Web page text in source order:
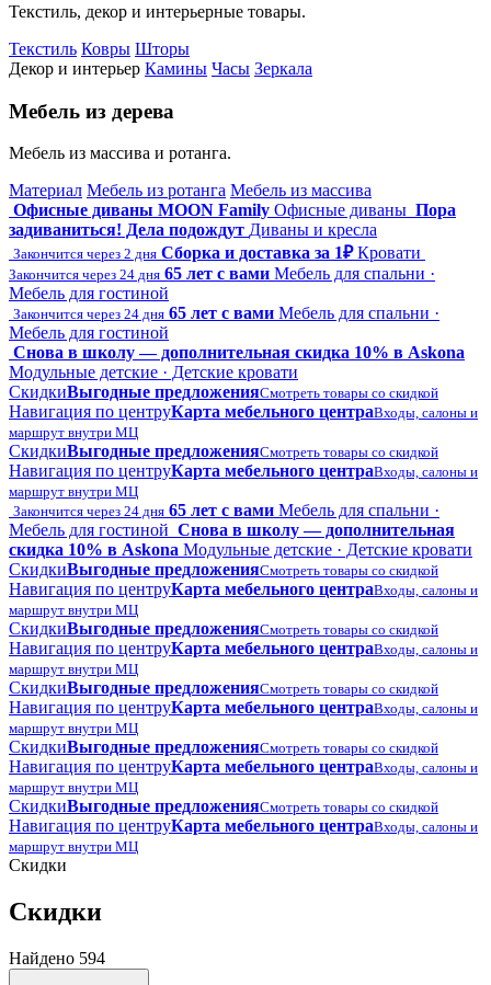
Текстиль, декор и интерьерные товары.
Текстиль Ковры Шторы
Декор и интерьер Камины Часы Зеркала
Мебель из дерева
Мебель из массива и ротанга.
Материал Мебель из ротанга Мебель из массива
Офисные диваны MOON Family Офисные диваны Пора
задиваниться! Дела подождут Диваны и кресла
Закончится через 2 дня Сборка и доставка за 1₽ Кровати
Закончится через 24 дня 65 лет с вами Мебель для спальни ·
Мебель для гостиной
Закончится через 24 дня 65 лет с вами Мебель для спальни ·
Мебель для гостиной
Снова в школу — дополнительная скидка 10% в Askona
Модульные детские · Детские кровати
СкидкиВыгодные предложенияСмотреть товары со скидкой
Навигация по центруКарта мебельного центраВходы, салоны и
маршрут внутри МЦ
СкидкиВыгодные предложенияСмотреть товары со скидкой
Навигация по центруКарта мебельного центраВходы, салоны и
маршрут внутри МЦ
Закончится через 24 дня 65 лет с вами Мебель для спальни ·
Мебель для гостиной Снова в школу — дополнительная
скидка 10% в Askona Модульные детские · Детские кровати
СкидкиВыгодные предложенияСмотреть товары со скидкой
Навигация по центруКарта мебельного центраВходы, салоны и
маршрут внутри МЦ
СкидкиВыгодные предложенияСмотреть товары со скидкой
Навигация по центруКарта мебельного центраВходы, салоны и
маршрут внутри МЦ
СкидкиВыгодные предложенияСмотреть товары со скидкой
Навигация по центруКарта мебельного центраВходы, салоны и
маршрут внутри МЦ
СкидкиВыгодные предложенияСмотреть товары со скидкой
Навигация по центруКарта мебельного центраВходы, салоны и
маршрут внутри МЦ
СкидкиВыгодные предложенияСмотреть товары со скидкой
Навигация по центруКарта мебельного центраВходы, салоны и
маршрут внутри МЦ
Скидки
Скидки
Найдено 594